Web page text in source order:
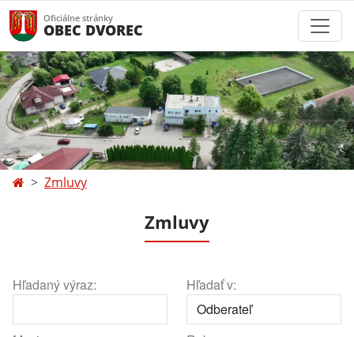
Oficiálne stránky
OBEC DVOREC
Zmluvy
Zmluvy
Hľadaný výraz: Hľadať v: